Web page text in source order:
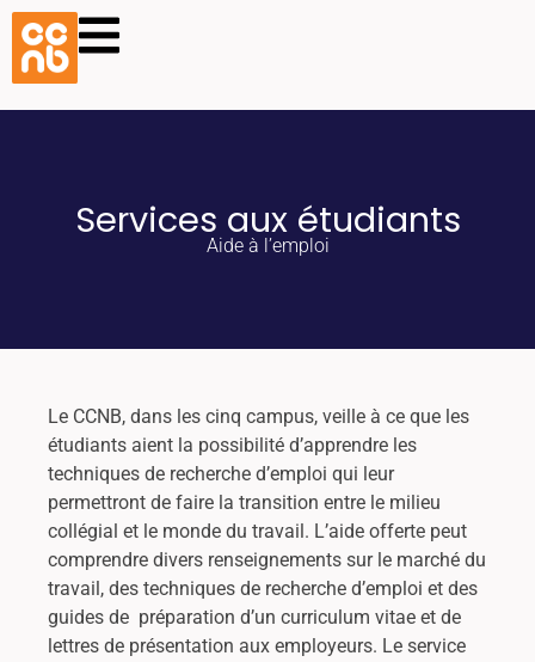
Services aux étudiants
Aide à l’emploi
Le CCNB, dans les cinq campus, veille à ce que les
étudiants aient la possibilité d’apprendre les
techniques de recherche d’emploi qui leur
permettront de faire la transition entre le milieu
collégial et le monde du travail. L’aide offerte peut
comprendre divers renseignements sur le marché du
travail, des techniques de recherche d’emploi et des
guides de préparation d’un curriculum vitae et de
lettres de présentation aux employeurs. Le service